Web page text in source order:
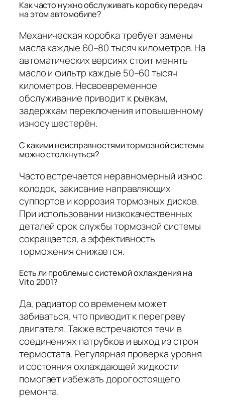
Как часто нужно обслуживать коробку передач
на этом автомобиле?
Механическая коробка требует замены
масла каждые 60–80 тысяч километров. На
автоматических версиях стоит менять
масло и фильтр каждые 50–60 тысяч
километров. Несвоевременное
обслуживание приводит к рывкам,
задержкам переключения и повышенному
износу шестерён.
С какими неисправностями тормозной системы
можно столкнуться?
Часто встречается неравномерный износ
колодок, закисание направляющих
суппортов и коррозия тормозных дисков.
При использовании низкокачественных
деталей срок службы тормозной системы
сокращается, а эффективность
торможения снижается.
Есть ли проблемы с системой охлаждения на
Vito 2001?
Да, радиатор со временем может
забиваться, что приводит к перегреву
двигателя. Также встречаются течи в
соединениях патрубков и выход из строя
термостата. Регулярная проверка уровня
и состояния охлаждающей жидкости
помогает избежать дорогостоящего
ремонта.